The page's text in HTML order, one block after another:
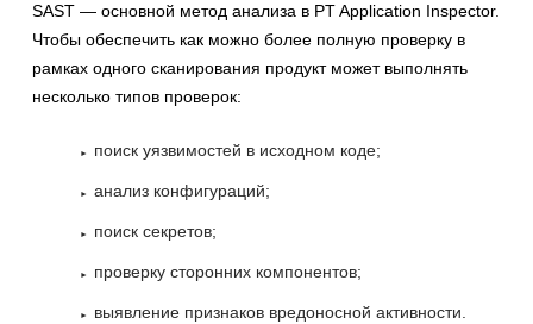
SAST — основной метод анализа в PT Application Inspector.
Чтобы обеспечить как можно более полную проверку в
рамках одного сканирования продукт может выполнять
несколько типов проверок:
поиск уязвимостей в исходном коде;
анализ конфигураций;
поиск секретов;
проверку сторонних компонентов;
выявление признаков вредоносной активности.